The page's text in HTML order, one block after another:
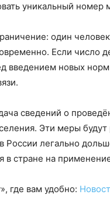
уникальный номер
один
Если число
введением новых
сведений о
Эти меры
легально
стране на
где вам удобно: